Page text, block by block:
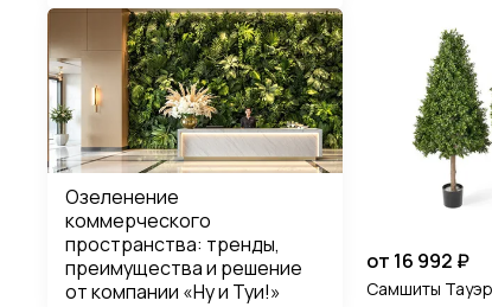
от 16 992 ₽
Самшиты
Озеленение
коммерческого
пространства: тренды,
преимущества и решение
от компании «Ну и Туи!»